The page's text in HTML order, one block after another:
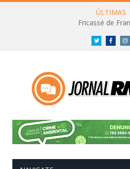
ÚLTIMAS
Fricassé de
Twitter